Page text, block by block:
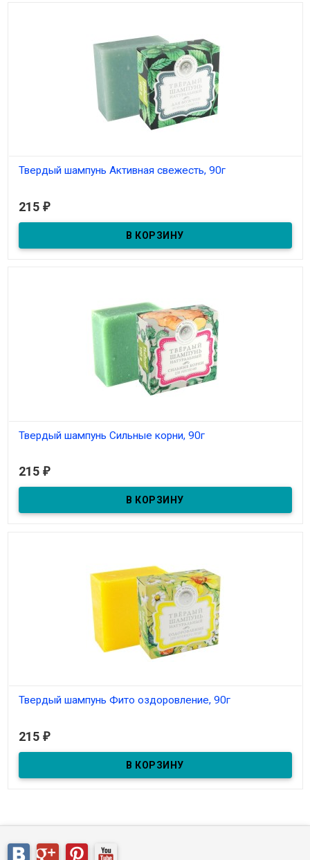
Твердый шампунь Активная свежесть, 90г
215 ₽
Твердый шампунь Сильные корни, 90г
215 ₽
Твердый шампунь Фито оздоровление, 90г
215 ₽